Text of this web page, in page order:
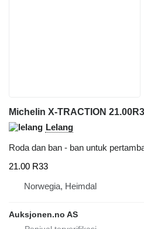
Michelin X-TRACTION
Lelang
Roda dan ban - ban untuk
21.00 R33
Norwegia, Heimdal
Auksjonen.no AS